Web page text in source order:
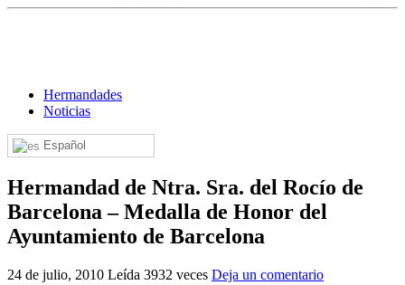
Hermandades
Noticias
Español
Hermandad de Ntra. Sra. del Rocío de
Barcelona – Medalla de Honor del
Ayuntamiento de Barcelona
24 de julio, 2010 Leída 3932 veces Deja un comentario
¿Cuándo se construyó la primera ermita?
El traslado cada siete años
¿Cuales son los actos principales que se celebran en el
Quiero hacer el camino,¿que tengo que hacer?
En el Rocío, ¿dónde me alojo?